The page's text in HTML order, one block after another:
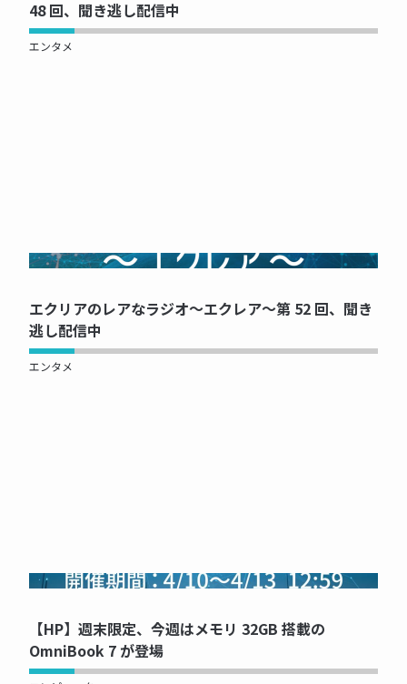
48 回、聞き逃し配信中
エンタメ
NOW PRINTING...
エクリアのレアなラジオ～エクレア～第 52 回、聞き
逃し配信中
エンタメ
NOW PRINTING...
【HP】週末限定、今週はメモリ 32GB 搭載の
OmniBook 7 が登場